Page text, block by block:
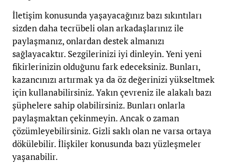
İletişim konusunda yaşayacağınız bazı sıkıntıları
sizden daha tecrübeli olan arkadaşlarınız ile
paylaşmanız, onlardan destek almanızı
sağlayacaktır. Sezgilerinizi iyi dinleyin. Yeni yeni
fikirlerinizin olduğunu fark edeceksiniz. Bunları,
kazancınızı artırmak ya da öz değerinizi yükseltmek
için kullanabilirsiniz. Yakın çevreniz ile alakalı bazı
şüphelere sahip olabilirsiniz. Bunları onlarla
paylaşmaktan çekinmeyin. Ancak o zaman
çözümleyebilirsiniz. Gizli saklı olan ne varsa ortaya
dökülebilir. İlişkiler konusunda bazı yüzleşmeler
yaşanabilir.